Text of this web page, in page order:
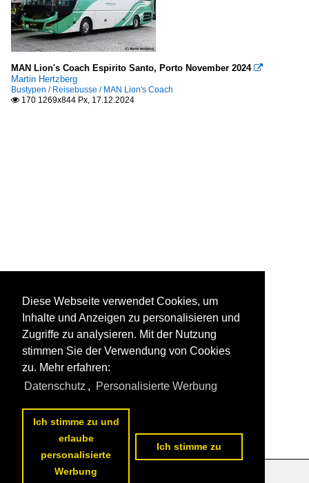
MAN Lion's Coach Espirito Santo, Porto November 2024 
Martin Hertzberg
Bustypen / Reisebusse / MAN Lion's Coach
 170 1269x844 Px, 17.12.2024
Diese Webseite verwendet Cookies, um
Inhalte und Anzeigen zu personalisieren und
Zugriffe zu analysieren. Mit der Nutzung
stimmen Sie der Verwendung von Cookies
zu. Mehr erfahren:
Datenschutz , Personalisierte Werbung
Ich stimme zu und
erlaube
personalisierte
Werbung
Ich stimme zu